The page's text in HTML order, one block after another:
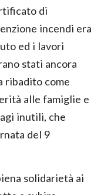
di
incendi era
ed i lavori
stati ancora
ribadito come
alle famiglie e
inutili, che
del 9
solidarietà ai